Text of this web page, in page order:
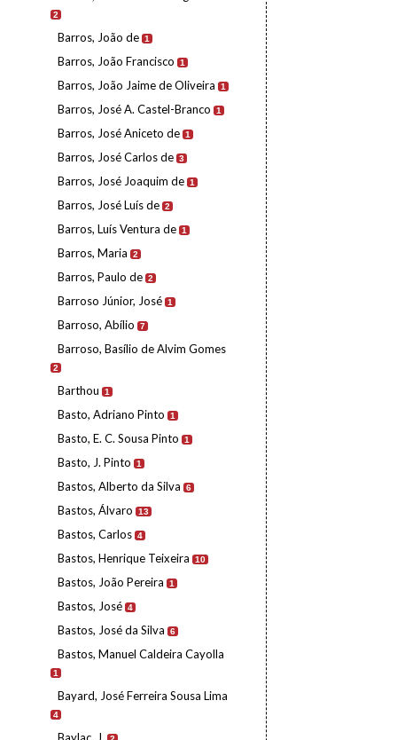
2
Barros, João de 1
Barros, João Francisco 1
Barros, João Jaime de Oliveira 1
Barros, José A. Castel-Branco 1
Barros, José Aniceto de 1
Barros, José Carlos de 3
Barros, José Joaquim de 1
Barros, José Luís de 2
Barros, Luís Ventura de 1
Barros, Maria 2
Barros, Paulo de 2
Barroso Júnior, José 1
Barroso, Abílio 7
Barroso, Basílio de Alvim Gomes
2
Barthou 1
Basto, Adriano Pinto 1
Basto, E. C. Sousa Pinto 1
Basto, J. Pinto 1
Bastos, Alberto da Silva 6
Bastos, Álvaro 13
Bastos, Carlos 4
Bastos, Henrique Teixeira 10
Bastos, João Pereira 1
Bastos, José 4
Bastos, José da Silva 6
Bastos, Manuel Caldeira Cayolla
1
Bayard, José Ferreira Sousa Lima
4